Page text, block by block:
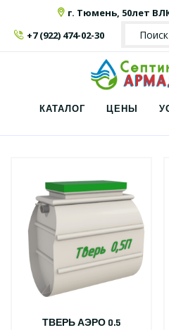
г. Тюмень, 50лет
+7 (922) 474-02-30
КАТАЛОГ ЦЕНЫ
ТВЕРЬ АЭРО 0.5